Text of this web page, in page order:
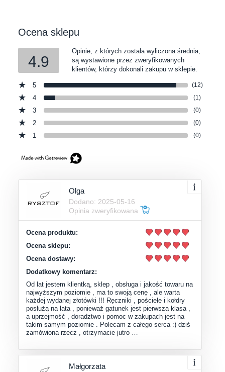
Ocena sklepu
4.9
Opinie, z których została wyliczona średnia,
są wystawione przez zweryfikowanych
klientów, którzy dokonali zakupu w sklepie.
5 (12)
4 (1)
3 (0)
2 (0)
1 (0)
Olga
Dodano: 2025-05-16
Opinia zweryfikowana
Ocena produktu:
Ocena sklepu:
Ocena dostawy:
Dodatkowy komentarz:
Od lat jestem klientką, sklep , obsługa i jakość towaru na
najwyższym poziomie , ma to swoją cenę , ale warta
każdej wydanej złotówki !!! Ręczniki , pościele i kołdry
posłużą na lata , ponieważ gatunek jest pierwsza klasa ,
a uprzejmość , doradztwo i pomoc w zakupach jest na
takim samym poziomie . Polecam z całego serca :) dziś
zamówiona rzecz , otrzymacie jutro …
Małgorzata